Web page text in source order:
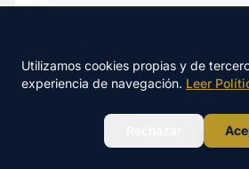
Nuestro Método
Diseñado para personas con
Utilizamos cookies propias y de
experiencia de navegación. Leer